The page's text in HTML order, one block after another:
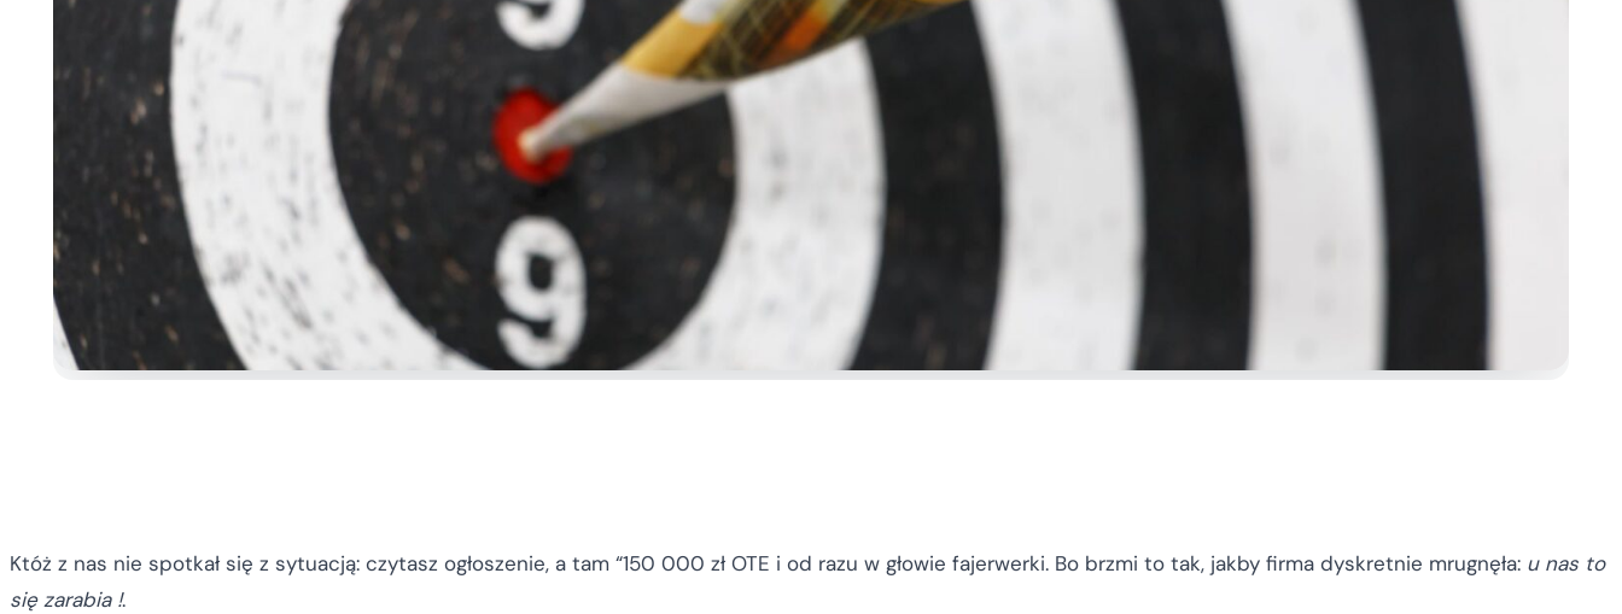
Któż z nas nie spotkał się z sytuacją: czytasz ogłoszenie, a tam “150 000 zł OTE i od razu w głowie fajerwerki. Bo brzmi to tak, jakby firma dyskretnie mrugnęła: u nas to
się zarabia !.